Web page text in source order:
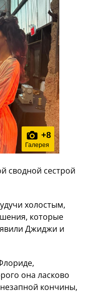
+8
Галерея
сводной сестрой
холостым,
которые
Джиджи и
она ласково
кончины,